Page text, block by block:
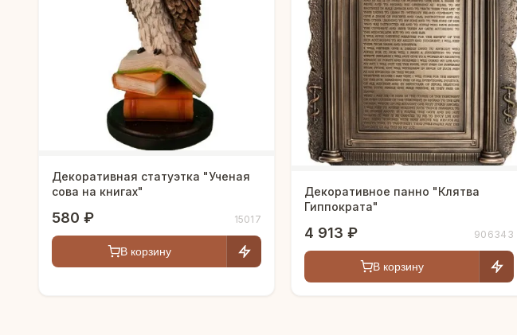
Декоративная статуэтка "Ученая
сова на книгах"
580 ₽ 15017
В корзину
Декоративное панно "Клятва
Гиппократа"
4 913 ₽ 906343
В корзину